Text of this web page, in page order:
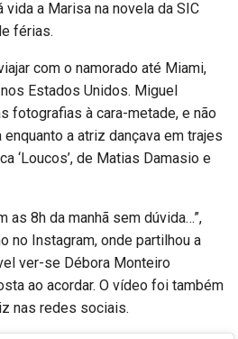
vida a Marisa na novela da SIC
férias.
com o namorado até Miami,
Estados Unidos. Miguel
fotografias à cara-metade, e não
a atriz dançava em trajes
‘Loucos’, de Matias Damasio e
as 8h da manhã sem dúvida…”,
no Instagram, onde partilhou a
ver-se Débora Monteiro
ao acordar. O vídeo foi também
nas redes sociais.